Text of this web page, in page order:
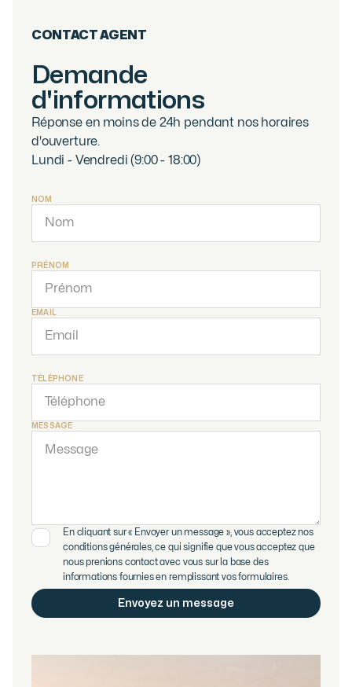
CONTACT AGENT
Demande
d'informations
Réponse en moins de 24h pendant nos horaires
d'ouverture.
Lundi - Vendredi (9:00 - 18:00)
NOM
PRÉNOM
EMAIL
TÉLÉPHONE
MESSAGE
En cliquant sur « Envoyer un message », vous acceptez nos
conditions générales, ce qui signifie que vous acceptez que
nous prenions contact avec vous sur la base des
informations fournies en remplissant vos formulaires.